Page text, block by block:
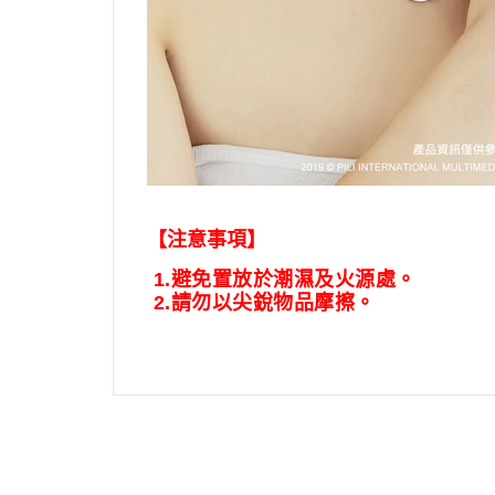
【注意事項】
1.避免置放於潮濕及火源處。
2.請勿以尖銳物品摩擦。